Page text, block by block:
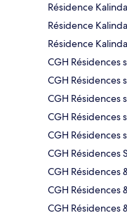
Résidence
Résidence
Résidence
CGH Résidences
CGH Résidences
CGH Résidences
CGH Résidences
CGH Résidences
CGH Résidences
CGH Résidences
CGH Résidences
CGH Résidences